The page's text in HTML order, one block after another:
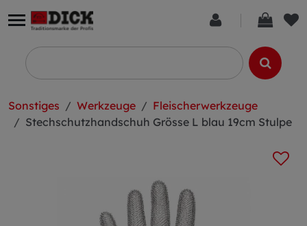
Sonstiges Werkzeuge
Fleischerwerkzeuge
Stechschutzhandschuh Grösse L blau 19cm Stulpe